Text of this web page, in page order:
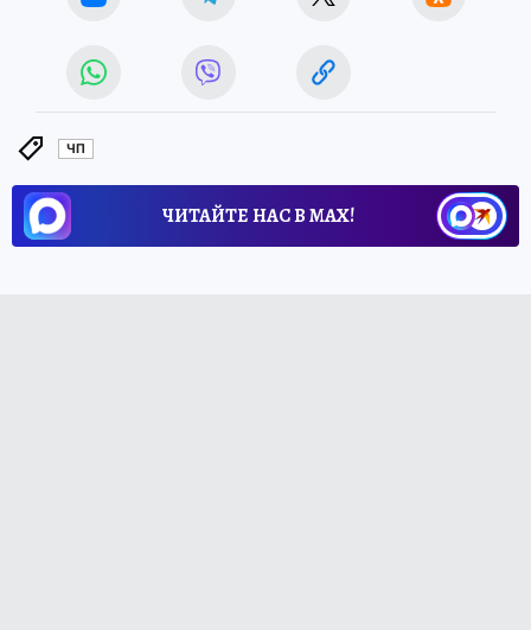
ЧП
ЧИТАЙТЕ НАС В МАХ!